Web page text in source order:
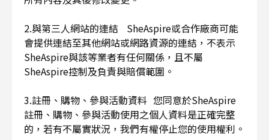
2.與第三人網站的連結 SheAspire或合作廠商可能
會提供連結至其他網站或網路資源的連結，不表示
SheAspire與該等業者有任何關係，且不屬
SheAspire控制及負責與賠償範圍。
3.註冊、購物、參與活動資料 您同意於SheAspire
註冊、購物、參與活動使用之個人資料是正確完整
的，若有不屬實狀況，我們有權停止您的使用權利。